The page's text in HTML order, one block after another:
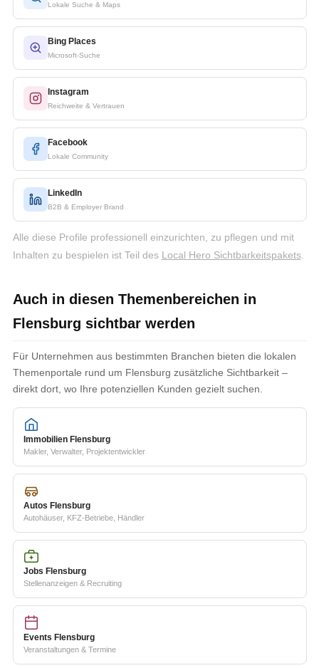
Lokale Suche & Maps
Bing Places
Microsoft-Suche
Instagram
Reichweite & Vertrauen
Facebook
Lokale Community
LinkedIn
B2B & Employer Brand
Alle diese Profile professionell einzurichten, zu pflegen und mit
Inhalten zu bespielen ist Teil des Local Hero Sichtbarkeitspakets.
Auch in diesen Themenbereichen in
Flensburg sichtbar werden
Für Unternehmen aus bestimmten Branchen bieten die lokalen
Themenportale rund um Flensburg zusätzliche Sichtbarkeit –
direkt dort, wo Ihre potenziellen Kunden gezielt suchen.
Immobilien Flensburg
Makler, Verwalter, Projektentwickler
Autos Flensburg
Autohäuser, KFZ-Betriebe, Händler
Jobs Flensburg
Stellenanzeigen & Recruiting
Events Flensburg
Veranstaltungen & Termine